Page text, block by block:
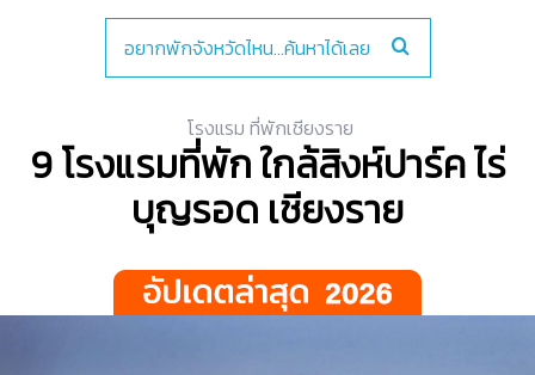
โรงแรม ที่พักเชียงราย
9 โรงแรมที่พัก ใกล้สิงห์ปาร์ค ไร่
บุญรอด เชียงราย